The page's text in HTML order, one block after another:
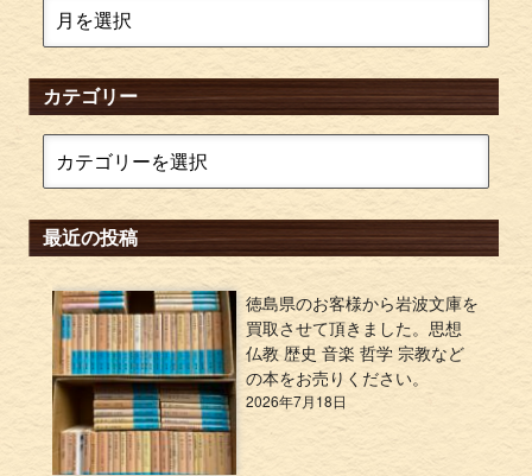
カテゴリー
最近の投稿
徳島県のお客様から岩波文庫を
買取させて頂きました。思想
仏教 歴史 音楽 哲学 宗教など
の本をお売りください。
2026年7月18日